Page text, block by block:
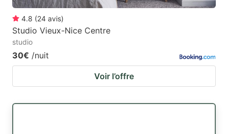
4.8 (24 avis)
Studio Vieux-Nice Centre
studio
30€ /nuit
Voir l’offre